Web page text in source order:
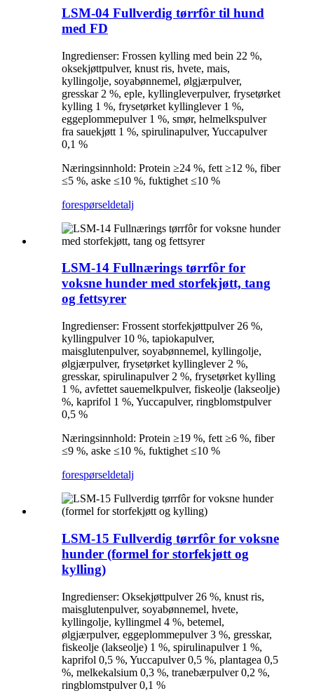
LSM-04 Fullverdig tørrfôr til hund
med FD
Ingredienser: Frossen kylling med bein 22 %,
oksekjøttpulver, knust ris, hvete, mais,
kyllingolje, soyabønnemel, ølgjærpulver,
gresskar 2 %, eple, kyllingleverpulver, frysetørket
kylling 1 %, frysetørket kyllinglever 1 %,
eggeplommepulver 1 %, smør, helmelkspulver
fra sauekjøtt 1 %, spirulinapulver, Yuccapulver
0,1 %
Næringsinnhold: Protein ≥24 %, fett ≥12 %, fiber
≤5 %, aske ≤10 %, fuktighet ≤10 %
forespørseldetalj
LSM-14 Fullnærings tørrfôr for
voksne hunder med storfekjøtt, tang
og fettsyrer
Ingredienser: Frossent storfekjøttpulver 26 %,
kyllingpulver 10 %, tapiokapulver,
maisglutenpulver, soyabønnemel, kyllingolje,
ølgjærpulver, frysetørket kyllinglever 2 %,
gresskar, spirulinapulver 2 %, frysetørket kylling
1 %, avfettet sauemelkpulver, fiskeolje (lakseolje)
%, kaprifol 1 %, Yuccapulver, ringblomstpulver
0,5 %
Næringsinnhold: Protein ≥19 %, fett ≥6 %, fiber
≤9 %, aske ≤10 %, fuktighet ≤10 %
forespørseldetalj
LSM-15 Fullverdig tørrfôr for voksne
hunder (formel for storfekjøtt og
kylling)
Ingredienser: Oksekjøttpulver 26 %, knust ris,
maisglutenpulver, soyabønnemel, hvete,
kyllingolje, kyllingmel 4 %, betemel,
ølgjærpulver, eggeplommepulver 3 %, gresskar,
fiskeolje (lakseolje) 1 %, spirulinapulver 1 %,
kaprifol 0,5 %, Yuccapulver 0,5 %, plantagea 0,5
%, melkekalsium 0,3 %, tranebærpulver 0,2 %,
ringblomstpulver 0,1 %